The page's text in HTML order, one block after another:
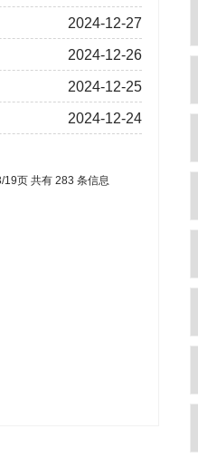
2024-12-27
2024-12-26
2024-12-25
2024-12-24
19页 共有 283 条信息